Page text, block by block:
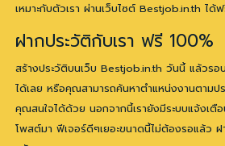
เหมาะกับตัวเรา ผ่านเว็บไซต์ Bestjob.in.th ได้
ฝากประวัติกับเรา ฟรี 100%
สร้างประวัติบนเว็บ Bestjob.in.th วันนี้ แล้วร
ได้เลย หรือคุณสามารถค้นหาตำแหน่งงานตามป
คุณสนใจได้ด้วย นอกจากนี้เรายังมีระบบแจ้งเตื
โพสต์มา ฟีเจอร์ดีๆเยอะขนาดนี้ไม่ต้องรอแล้ว ฝ